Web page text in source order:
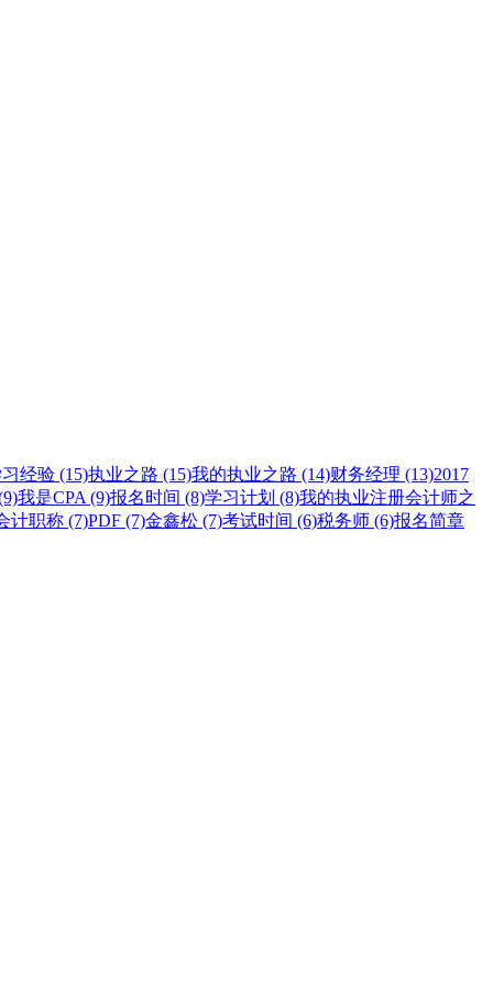
经验 (15)执业之路 (15)我的执业之路 (14)财务经理 (13)2017
我是CPA (9)报名时间 (8)学习计划 (8)我的执业注册会计师之
计职称 (7)PDF (7)金鑫松 (7)考试时间 (6)税务师 (6)报名简章